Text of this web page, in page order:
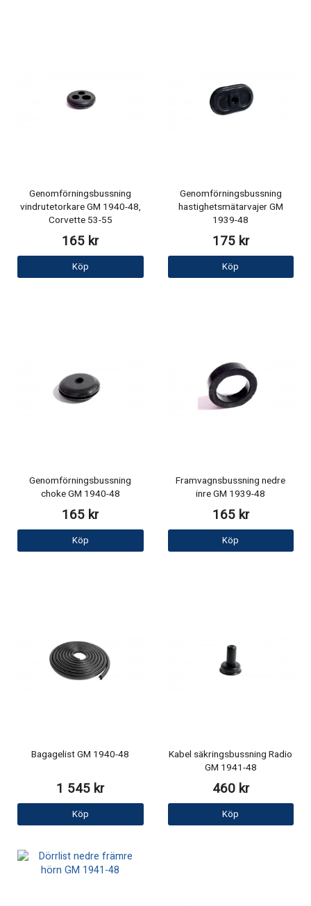
Genomförningsbussning
vindrutetorkare GM 1940-48,
Corvette 53-55
165 kr
Köp
Genomförningsbussning
hastighetsmätarvajer GM
1939-48
175 kr
Köp
Genomförningsbussning
choke GM 1940-48
165 kr
Köp
Framvagnsbussning nedre
inre GM 1939-48
165 kr
Köp
Bagagelist GM 1940-48
1 545 kr
Köp
Kabel säkringsbussning Radio
GM 1941-48
460 kr
Köp